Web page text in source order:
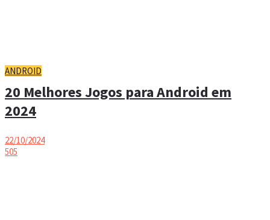
ANDROID
20 Melhores Jogos para Android em
2024
22/10/2024
505